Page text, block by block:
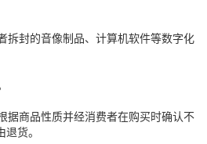
封的音像制品、计算机软件等数字化
商品性质并经消费者在购买时确认不
货。